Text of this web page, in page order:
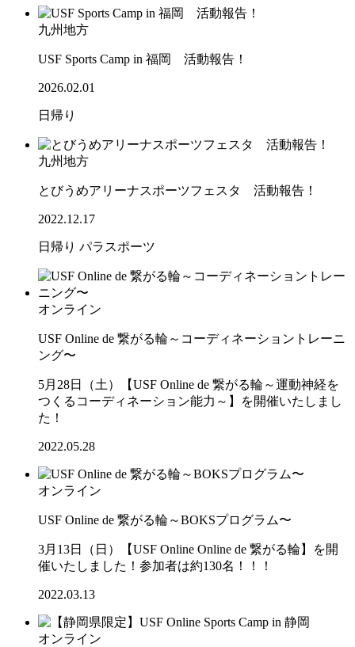
九州地方
USF Sports Camp in 福岡 活動報告！
2026.02.01
日帰り
九州地方
とびうめアリーナスポーツフェスタ 活動報告！
2022.12.17
日帰り パラスポーツ
オンライン
USF Online de 繋がる輪～コーディネーショントレーニ
ング〜
5月28日（土）【USF Online de 繋がる輪～運動神経を
つくるコーディネーション能力～】を開催いたしまし
た！
2022.05.28
オンライン
USF Online de 繋がる輪～BOKSプログラム〜
3月13日（日）【USF Online Online de 繋がる輪】を開
催いたしました！参加者は約130名！！！
2022.03.13
オンライン